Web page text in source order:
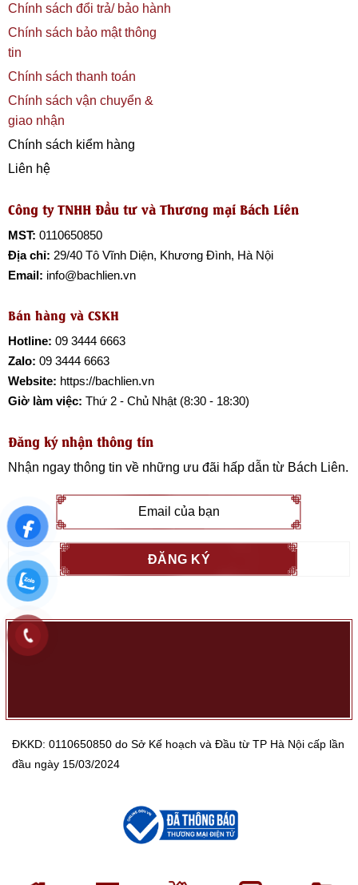
Chính sách đổi trả/ bảo hành
Chính sách bảo mật thông
tin
Chính sách thanh toán
Chính sách vận chuyển &
giao nhận
Chính sách kiểm hàng
Liên hệ
Công ty TNHH Đầu tư và Thương mại Bách Liên
MST: 0110650850
Địa chỉ: 29/40 Tô Vĩnh Diện, Khương Đình, Hà Nội
Email: info@bachlien.vn
Bán hàng và CSKH
Hotline: 09 3444 6663
Zalo: 09 3444 6663
Website: https://bachlien.vn
Giờ làm việc: Thứ 2 - Chủ Nhật (8:30 - 18:30)
Đăng ký nhận thông tin
Nhận ngay thông tin về những ưu đãi hấp dẫn từ Bách Liên.
ĐKKD: 0110650850 do Sở Kế hoạch và Đầu từ TP Hà Nội cấp lần
đầu ngày 15/03/2024